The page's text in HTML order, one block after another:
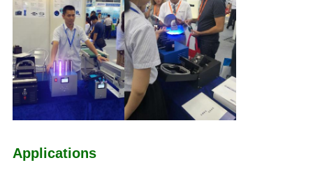
Applications